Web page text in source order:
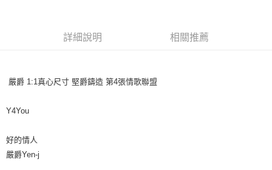
付款後全家取貨
7-11取貨付款
詳細說明 相關推薦
嚴爵 1:1真心尺寸 堅爵鑄造 第4張情歌聯盟
Y4You
好的情人
嚴爵Yen-j